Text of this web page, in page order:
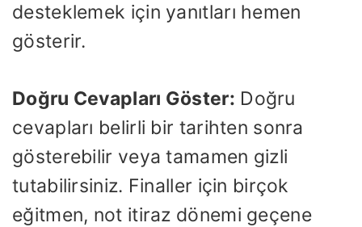
desteklemek için yanıtları hemen
gösterir.
Doğru Cevapları Göster: Doğru
cevapları belirli bir tarihten sonra
gösterebilir veya tamamen gizli
tutabilirsiniz. Finaller için birçok
eğitmen, not itiraz dönemi geçene